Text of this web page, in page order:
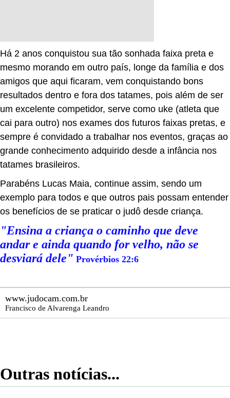
Há 2 anos conquistou sua tão sonhada faixa preta e
mesmo morando em outro país, longe da família e dos
amigos que aqui ficaram, vem conquistando bons
resultados dentro e fora dos tatames, pois além de ser
um excelente competidor, serve como uke (atleta que
cai para outro) nos exames dos futuros faixas pretas, e
sempre é convidado a trabalhar nos eventos, graças ao
grande conhecimento adquirido desde a infância nos
tatames brasileiros.
Parabéns Lucas Maia, continue assim, sendo um
exemplo para todos e que outros pais possam entender
os benefícios de se praticar o judô desde criança.
"Ensina a criança o caminho que deve
andar e ainda quando for velho, não se
desviará dele" Provérbios 22:6
www.judocam.com.br
Francisco de Alvarenga Leandro
Outras notícias...